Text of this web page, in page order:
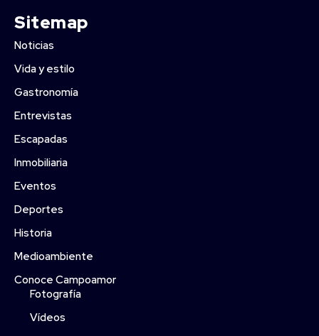
Sitemap
Noticias
Vida y estilo
Gastronomía
Entrevistas
Escapadas
Inmobiliaria
Eventos
Deportes
Historia
Medioambiente
Conoce Campoamor
Fotografía
Vídeos